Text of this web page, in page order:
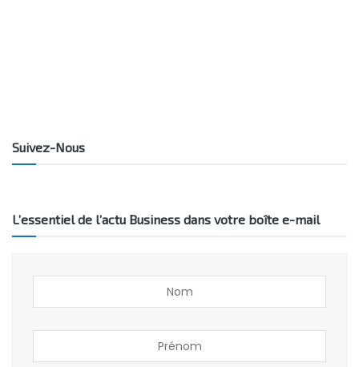
Suivez-Nous
L’essentiel de l’actu Business dans votre boîte e-mail